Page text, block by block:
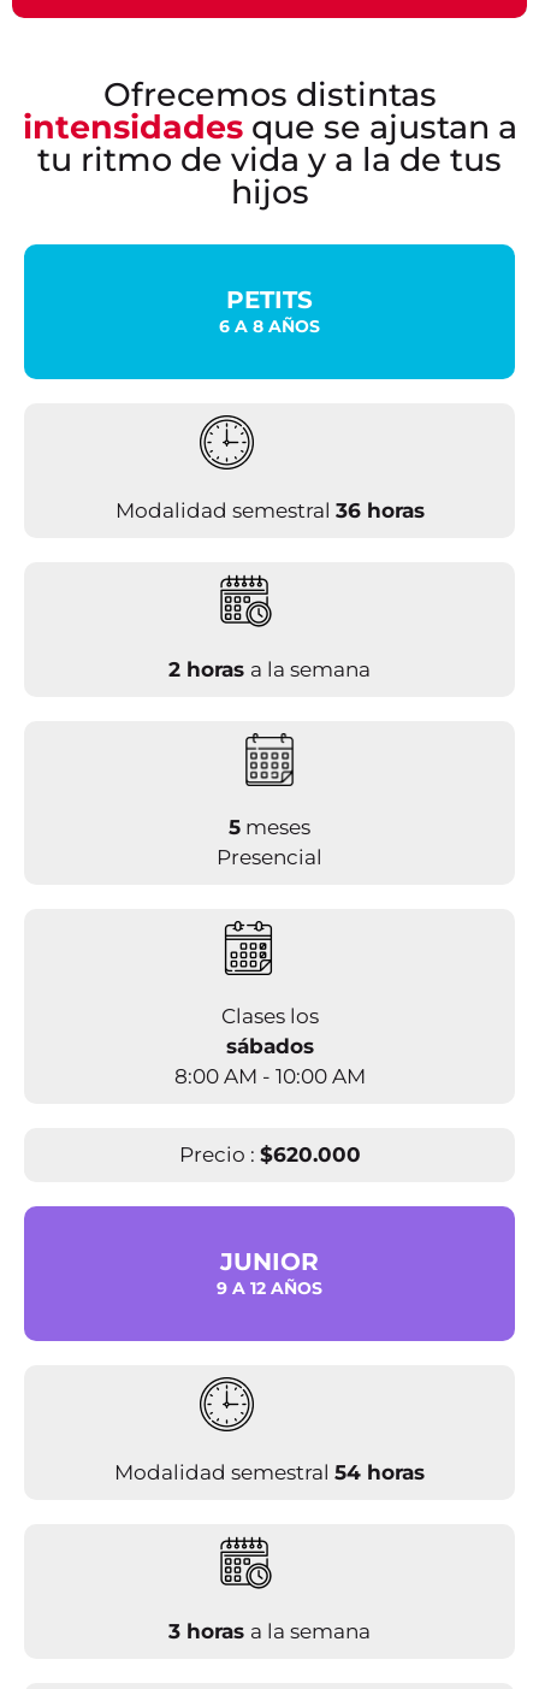
Ofrecemos distintas
intensidadesque se ajustan a
tu ritmo de vida y a la de tus
hijos
PETITS
6 A 8 AÑOS
Modalidad semestral 36 horas
2 horas a la semana
5 meses
Presencial
Clases los
sábados
8:00 AM - 10:00 AM
Precio : $620.000
JUNIOR
9 A 12 AÑOS
Modalidad semestral 54 horas
3 horas a la semana